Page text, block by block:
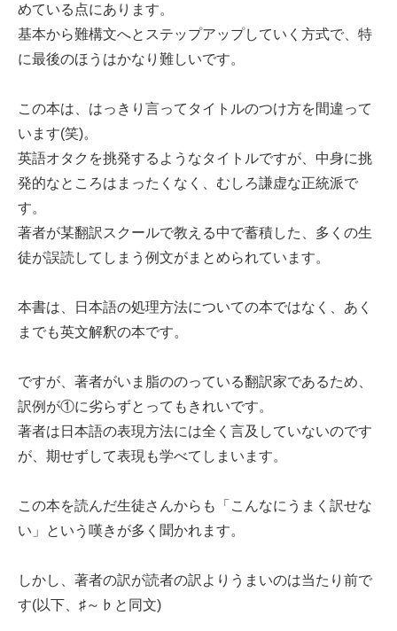
めている点にあります。
基本から難構文へとステップアップしていく方式で、特
に最後のほうはかなり難しいです。
この本は、はっきり言ってタイトルのつけ方を間違って
います(笑)。
英語オタクを挑発するようなタイトルですが、中身に挑
発的なところはまったくなく、むしろ謙虚な正統派で
す。
著者が某翻訳スクールで教える中で蓄積した、多くの生
徒が誤読してしまう例文がまとめられています。
本書は、日本語の処理方法についての本ではなく、あく
までも英文解釈の本です。
ですが、著者がいま脂ののっている翻訳家であるため、
訳例が①に劣らずとってもきれいです。
著者は日本語の表現方法には全く言及していないのです
が、期せずして表現も学べてしまいます。
この本を読んだ生徒さんからも「こんなにうまく訳せな
い」という嘆きが多く聞かれます。
しかし、著者の訳が読者の訳よりうまいのは当たり前で
す(以下、♯～♭と同文)